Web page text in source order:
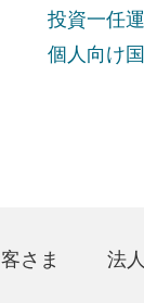
投資一任
個人向け
さま 法